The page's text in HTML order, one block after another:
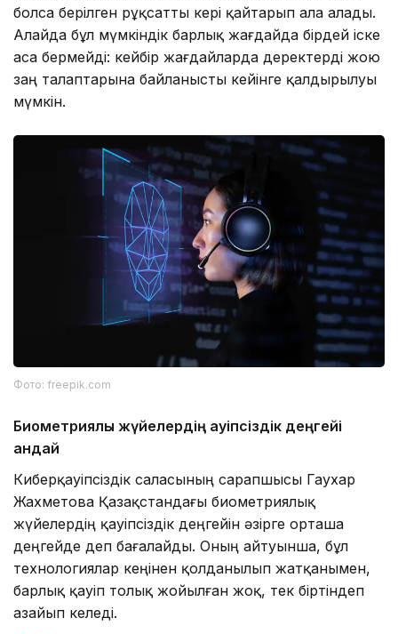
болса берілген рұқсатты кері қайтарып ала алады.
Алайда бұл мүмкіндік барлық жағдайда бірдей іске
аса бермейді: кейбір жағдайларда деректерді жою
заң талаптарына байланысты кейінге қалдырылуы
мүмкін.
Фото: freepik.com
Биометриялық жүйелердің қауіпсіздік деңгейі
қандай
Киберқауіпсіздік саласының сарапшысы Гаухар
Жахметова Қазақстандағы биометриялық
жүйелердің қауіпсіздік деңгейін әзірге орташа
деңгейде деп бағалайды. Оның айтуынша, бұл
технологиялар кеңінен қолданылып жатқанымен,
барлық қауіп толық жойылған жоқ, тек біртіндеп
азайып келеді.